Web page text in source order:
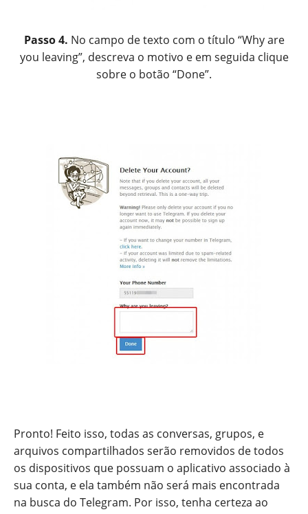
Passo 4. No campo de texto com o título “Why are
you leaving”, descreva o motivo e em seguida clique
sobre o botão “Done”.
Pronto! Feito isso, todas as conversas, grupos, e
arquivos compartilhados serão removidos de todos
os dispositivos que possuam o aplicativo associado à
sua conta, e ela também não será mais encontrada
na busca do Telegram. Por isso, tenha certeza ao